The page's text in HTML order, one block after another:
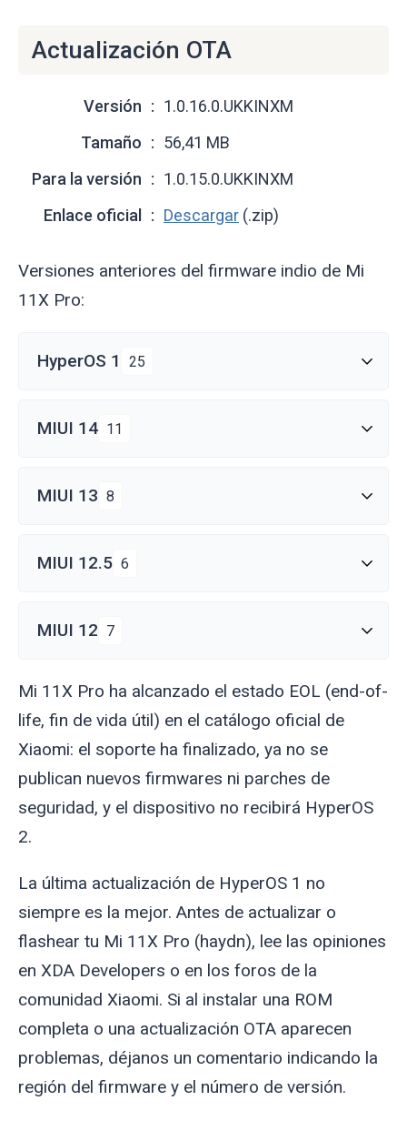
Actualización OTA
Versión
1.0.16.0.UKKINXM
Tamaño
56,41 MB
Para la versión
1.0.15.0.UKKINXM
Enlace oficial
Descargar (.zip)
Versiones anteriores del firmware indio de Mi
11X Pro:
HyperOS 1 25
MIUI 14 11
MIUI 13 8
MIUI 12.5 6
MIUI 12 7
Mi 11X Pro ha alcanzado el estado EOL (end-of-
life, fin de vida útil) en el catálogo oficial de
Xiaomi: el soporte ha finalizado, ya no se
publican nuevos firmwares ni parches de
seguridad, y el dispositivo no recibirá HyperOS
2.
La última actualización de HyperOS 1 no
siempre es la mejor. Antes de actualizar o
flashear tu Mi 11X Pro (haydn), lee las opiniones
en XDA Developers o en los foros de la
comunidad Xiaomi. Si al instalar una ROM
completa o una actualización OTA aparecen
problemas, déjanos un comentario indicando la
región del firmware y el número de versión.